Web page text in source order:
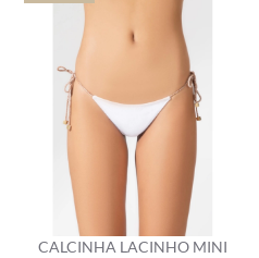
CALCINHA LACINHO MINI